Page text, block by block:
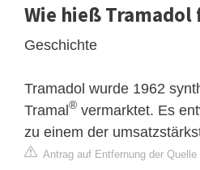
Wie hieß Tramadol
Geschichte
Tramadol wurde 1962
Tramal® vermarktet. Es
zu einem der
Antrag auf Entfernung der Quelle